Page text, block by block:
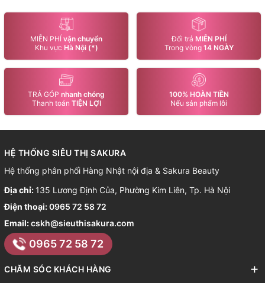
MIỄN PHÍ vận chuyển
Khu vực Hà Nội (*)
Đổi trả MIỄN PHÍ
Trong vòng 14 NGÀY
TRẢ GÓP nhanh chóng
Thanh toán TIỆN LỢI
100% HOÀN TIỀN
Nếu sản phẩm lỗi
HỆ THỐNG SIÊU THỊ SAKURA
Hệ thống phân phối Hàng Nhật nội địa & Sakura Beauty
Địa chỉ: 135 Lương Định Của, Phường Kim Liên, Tp. Hà Nội
Điện thoại:0965 72 58 72
Email:cskh@sieuthisakura.com
0965 72 58 72
CHĂM SÓC KHÁCH HÀNG